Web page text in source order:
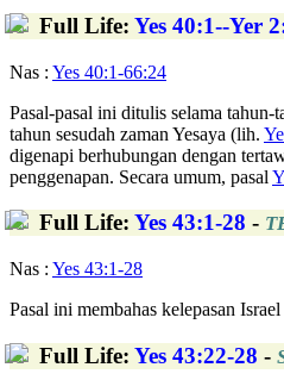
Full Life: Yes 40:1--Yer
Nas : Yes 40:1-66:24
Pasal-pasal ini ditulis selama
tahun sesudah zaman Yesaya (lih.
digenapi berhubungan dengan
penggenapan. Secara umum, pasal
Full Life: Yes 43:1-28 -
Nas : Yes 43:1-28
Pasal ini membahas kelepasan
Full Life: Yes 43:22-28 -